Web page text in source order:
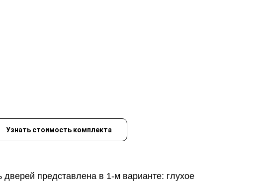
Узнать стоимость комплекта
представлена в 1-м варианте: глухое